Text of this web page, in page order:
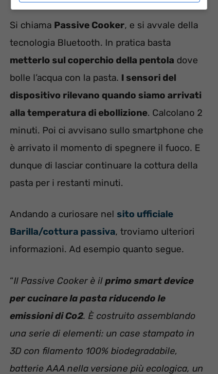
Si chiama Passive Cooker, e si avvale della
tecnologia Bluetooth. In pratica basta
metterlo sul coperchio della pentola dove
bolle l’acqua con la pasta. I sensori del
dispositivo rilevano quando siamo arrivati
alla temperatura di ebollizione. Calcolano 2
minuti. Poi ci avvisano sullo smartphone che
è arrivato il momento di spegnere il fuoco. E
dunque di lasciar continuare la cottura della
pasta per i restanti minuti.
Andando a curiosare nel sito ufficiale
Barilla/cottura passiva, troviamo ulteriori
informazioni. Ad esempio quanto segue.
“Il Passive Cooker è il primo smart device
per cucinare la pasta riducendo le
emissioni di Co2. È costruito assemblando
una serie di elementi: un case stampato in
3D con filamento 100% biodegradabile,
batterie AAA nella versione più ecologica, un